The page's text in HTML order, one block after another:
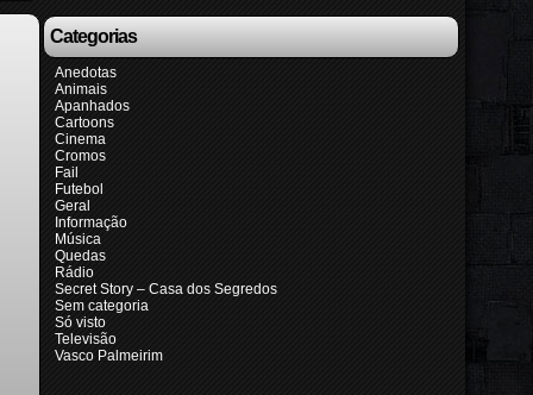
Categorias
Anedotas
Animais
Apanhados
Cartoons
Cinema
Cromos
Fail
Futebol
Geral
Informação
Música
Quedas
Rádio
Secret Story – Casa dos Segredos
Sem categoria
Só visto
Televisão
Vasco Palmeirim